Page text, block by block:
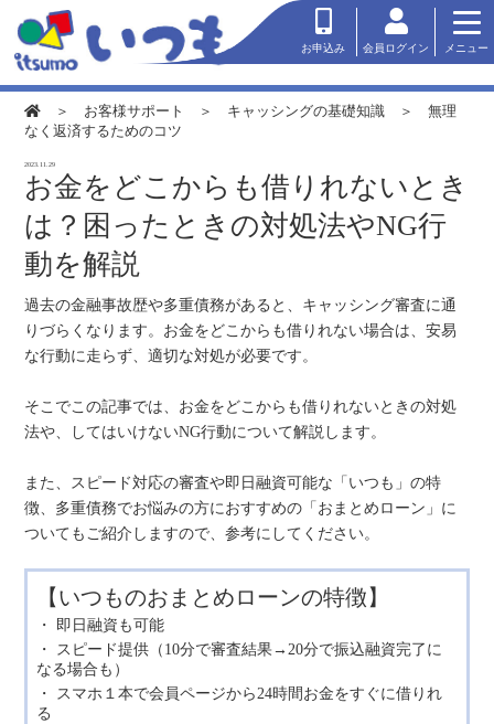
メニュー
お申込み 会員ログイン
＞ お客様サポート ＞ キャッシングの基礎知識 ＞ 無理
なく返済するためのコツ
2023.11.29
お金をどこからも借りれないとき
は？困ったときの対処法やNG行
動を解説
過去の金融事故歴や多重債務があると、キャッシング審査に通
りづらくなります。お金をどこからも借りれない場合は、安易
な行動に走らず、適切な対処が必要です。
そこでこの記事では、お金をどこからも借りれないときの対処
法や、してはいけないNG行動について解説します。
また、スピード対応の審査や即日融資可能な「いつも」の特
徴、多重債務でお悩みの方におすすめの「おまとめローン」に
ついてもご紹介しますので、参考にしてください。
【いつものおまとめローンの特徴】
即日融資も可能
スピード提供（10分で審査結果→20分で振込融資完了に
なる場合も）
スマホ１本で会員ページから24時間お金をすぐに借りれ
る